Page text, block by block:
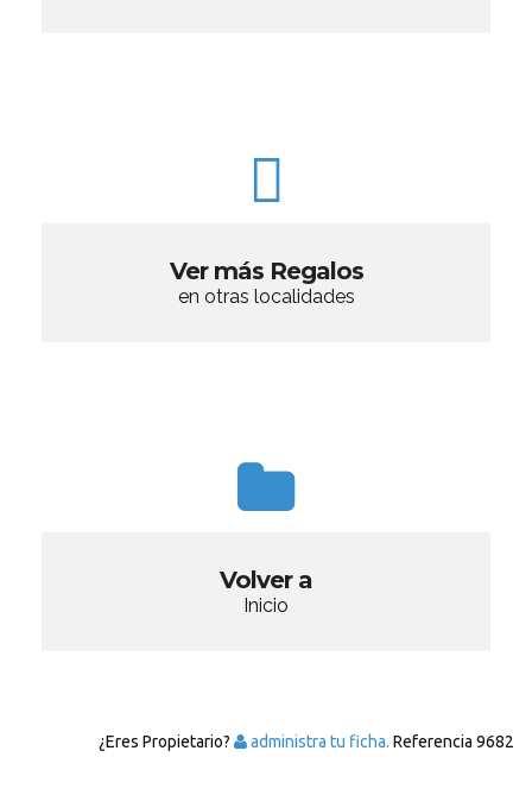
Ver más Regalos
en otras localidades
Volver a
Inicio
¿Eres Propietario? administra tu ficha. Referencia 9682